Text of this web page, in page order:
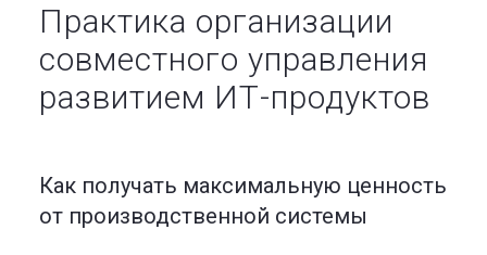
Практика организации
совместного управления
развитием ИТ-продуктов
Как получать максимальную ценность
от производственной системы